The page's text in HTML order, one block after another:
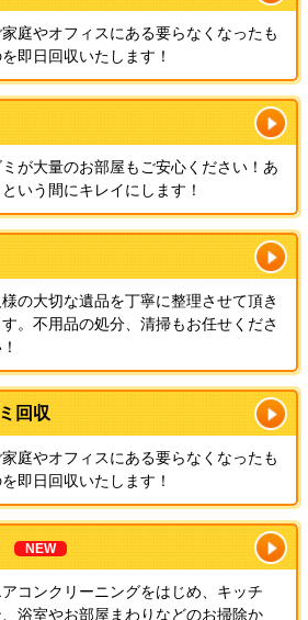
家庭やオフィスにある要らなくなったも
即日回収いたします！
ミが大量のお部屋もご安心ください！あ
という間にキレイにします！
様の大切な遺品を丁寧に整理させて頂き
す。不用品の処分、清掃もお任せくださ
回収
家庭やオフィスにある要らなくなったも
即日回収いたします！
NEW
アコンクリーニングをはじめ、キッチ
、浴室やお部屋まわりなどのお掃除か